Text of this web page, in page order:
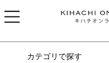
カテゴリで探す